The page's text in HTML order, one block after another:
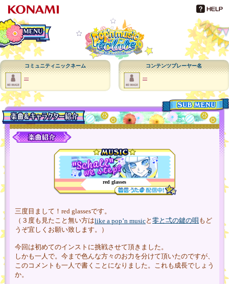
コミュニティニックネーム
---
コンテンツプレーヤー名
---
メインメニュー
メニュー
red glasses
三度目まして！red glassesです。
（３度も見たこと無い方はlike a pop’n musicと 零と弌の鍵の唄 もど
うぞ宜しくお願い致します。）
今回は初めてのインストに挑戦させて頂きました。
しかも一人で。今まで色んな方々のお力を分けて頂いたのですが、
このコメントも一人で書くことになりました。これも成長でしょう
か。